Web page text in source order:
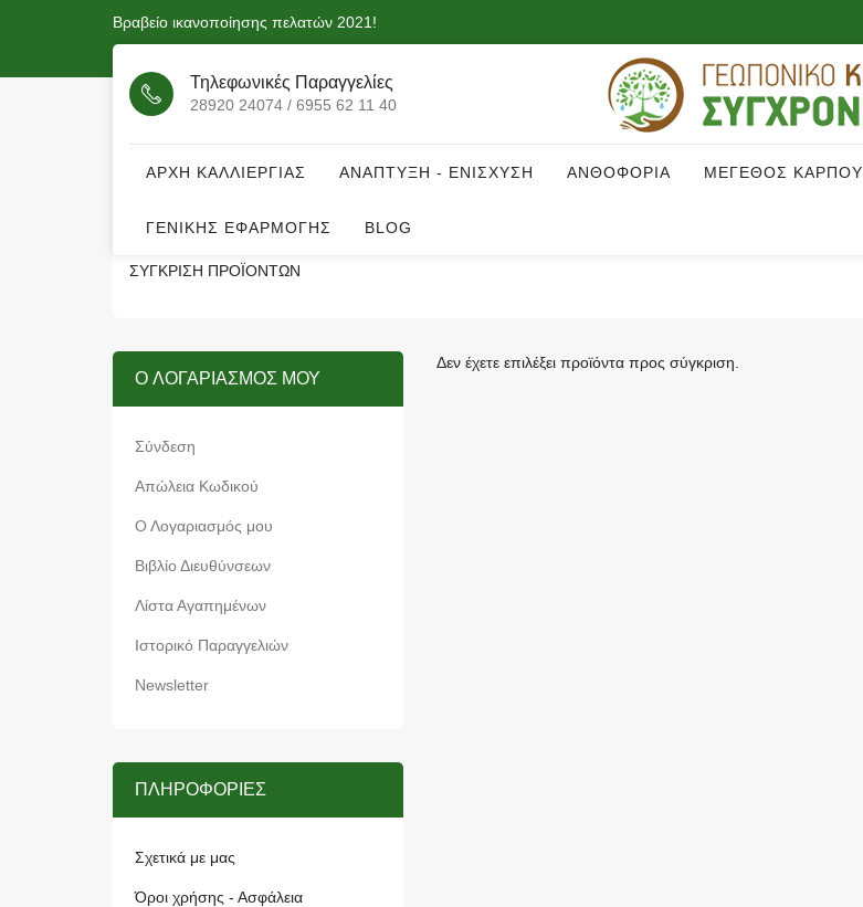
Βραβείο ικανοποίησης πελατών 2021!
Τηλεφωνικές Παραγγελίες
28920 24074 / 6955 62 11 40
ΑΡΧΗ ΚΑΛΛΙΕΡΓΙΑΣ ΑΝΑΠΤΥΞΗ - ΕΝΙΣΧΥΣΗ ΑΝΘΟΦΟΡΙΑ ΜΕΓΕΘΟΣ ΚΑΡΠΟΥ
ΓΕΝΙΚΗΣ ΕΦΑΡΜΟΓΗΣ BLOG
ΣΎΓΚΡΙΣΗ ΠΡΟΪΌΝΤΩΝ
O ΛΟΓΑΡΙΑΣΜΌΣ ΜΟΥ
Σύνδεση
Απώλεια Κωδικού
Ο Λογαριασμός μου
Βιβλίο Διευθύνσεων
Λίστα Αγαπημένων
Ιστορικό Παραγγελιών
Newsletter
ΠΛΗΡΟΦΟΡΊΕΣ
Σχετικά με μας
Όροι χρήσης - Ασφάλεια
Δεν έχετε επιλέξει προϊόντα προς σύγκριση.